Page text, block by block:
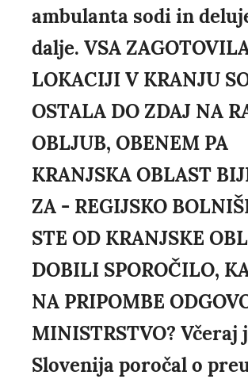
ambulanta sodi in
dalje. VSA
LOKACIJI V KRANJU
OSTALA DO ZDAJ NA
OBLJUB, OBENEM PA
KRANJSKA OBLAST
ZA - REGIJSKO
STE OD KRANJSKE
DOBILI SPOROČILO,
NA PRIPOMBE
MINISTRSTVO? Včeraj
Slovenija poročal o